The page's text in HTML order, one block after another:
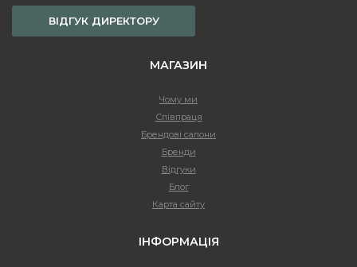
ВІДГУК ДИРЕКТОРУ
МАГАЗИН
Чому ми
Співпраця
Брендові салони
Бренди
Відгуки
Блог
Карта сайту
ІНФОРМАЦІЯ